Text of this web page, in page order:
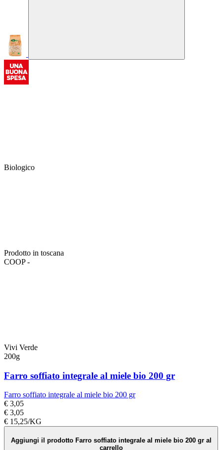
Biologico
Prodotto in toscana
COOP -
Vivi Verde
200g
Farro soffiato integrale al miele bio 200 gr
Farro soffiato integrale al miele bio 200 gr
€ 3,05
€ 3,05
€ 15,25/KG
Aggiungi il prodotto Farro soffiato integrale al miele bio 200 gr al
carrello